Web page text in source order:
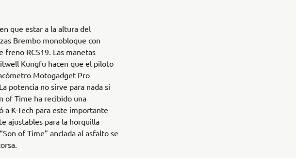
que estar a la altura del
Brembo monobloque con
RCS19. Las manetas
Kungfu hacen que el piloto
Motogadget Pro
potencia no sirve para nada si
of Time ha recibido una
a K-Tech para este importante
ajustables para la horquilla
of Time” anclada al asfalto se